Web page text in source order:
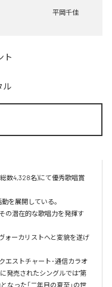
平岡千佳
ト
ル
数4,328名)にて優秀歌唱賞
を展開している。
の潜在的な歌唱力を発揮す
ォーカリストへと変貌を遂げ
エストチャート･通信カラオ
発売されたシングルでは"第
なった「二年目の夏至」の世